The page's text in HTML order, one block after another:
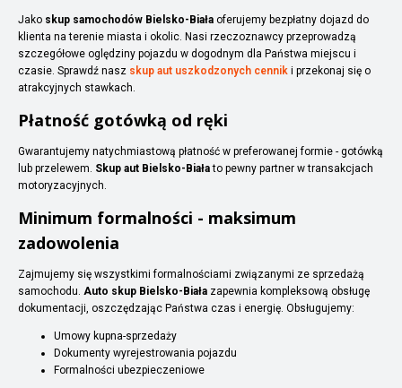
Jako skup samochodów Bielsko-Biała oferujemy bezpłatny dojazd do
klienta na terenie miasta i okolic. Nasi rzeczoznawcy przeprowadzą
szczegółowe oględziny pojazdu w dogodnym dla Państwa miejscu i
czasie. Sprawdź nasz skup aut uszkodzonych cennik i przekonaj się o
atrakcyjnych stawkach.
Płatność gotówką od ręki
Gwarantujemy natychmiastową płatność w preferowanej formie - gotówką
lub przelewem. Skup aut Bielsko-Białato pewny partner w transakcjach
motoryzacyjnych.
Minimum formalności - maksimum
zadowolenia
Zajmujemy się wszystkimi formalnościami związanymi ze sprzedażą
samochodu. Auto skup Bielsko-Biała zapewnia kompleksową obsługę
dokumentacji, oszczędzając Państwa czas i energię. Obsługujemy:
Umowy kupna-sprzedaży
Dokumenty wyrejestrowania pojazdu
Formalności ubezpieczeniowe